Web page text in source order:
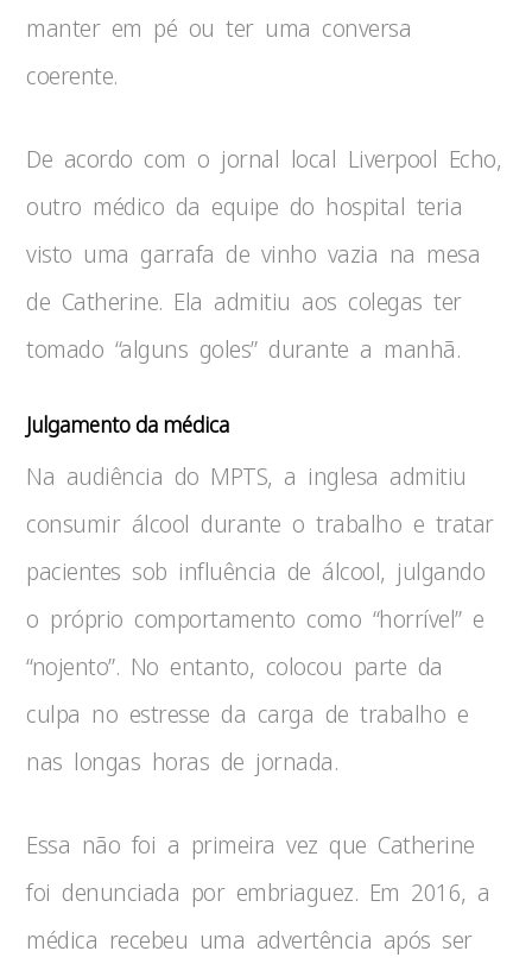
manter em pé ou ter uma conversa
coerente.
De acordo com o jornal local Liverpool Echo,
outro médico da equipe do hospital teria
visto uma garrafa de vinho vazia na mesa
de Catherine. Ela admitiu aos colegas ter
tomado “alguns goles” durante a manhã.
Julgamento da médica
Na audiência do MPTS, a inglesa admitiu
consumir álcool durante o trabalho e tratar
pacientes sob influência de álcool, julgando
o próprio comportamento como “horrível” e
“nojento”. No entanto, colocou parte da
culpa no estresse da carga de trabalho e
nas longas horas de jornada.
Essa não foi a primeira vez que Catherine
foi denunciada por embriaguez. Em 2016, a
médica recebeu uma advertência após ser